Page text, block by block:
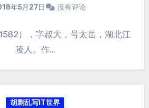
年5月27日 没有评论
），字叔大，号太岳，湖北江
陵人。作…
胡剽乱写IT世界